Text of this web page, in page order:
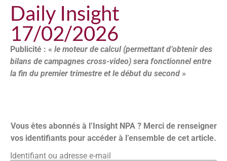
Daily Insight
17/02/2026
Publicité : « le moteur de calcul (permettant d’obtenir des
bilans de campagnes cross-video) sera fonctionnel entre
la fin du premier trimestre et le début du second »
Vous êtes abonnés à l’Insight NPA ? Merci de renseigner
vos identifiants pour accéder à l’ensemble de cet article.
Identifiant ou adresse e-mail